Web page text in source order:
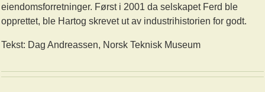
eiendomsforretninger. Først i 2001 da selskapet Ferd ble
opprettet, ble Hartog skrevet ut av industrihistorien for godt.
Tekst: Dag Andreassen, Norsk Teknisk Museum